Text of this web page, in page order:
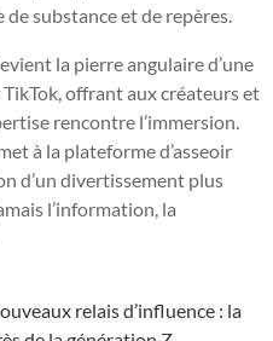
substance et de repères.
la pierre angulaire d’une
offrant aux créateurs et
rencontre l’immersion.
à la plateforme d’asseoir
d’un divertissement plus
l’information, la
relais d’influence : la